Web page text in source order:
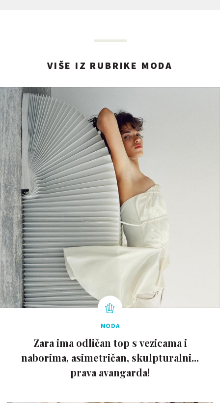
VIŠE IZ RUBRIKE MODA
MODA
Zara ima odličan top s vezicama i
naborima, asimetričan, skulpturalni...
prava avangarda!